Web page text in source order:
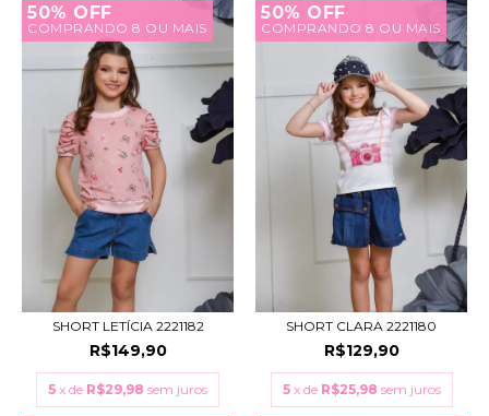
50% OFF
COMPRANDO 8 OU MAIS
SHORT LETÍCIA 2221182
R$149,90
5 x de R$29,98 sem juros
50% OFF
COMPRANDO 8 OU MAIS
SHORT CLARA 2221180
R$129,90
5 x de R$25,98 sem juros